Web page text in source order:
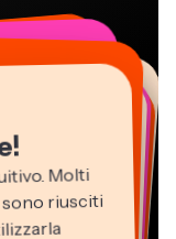
Molti
riusciti